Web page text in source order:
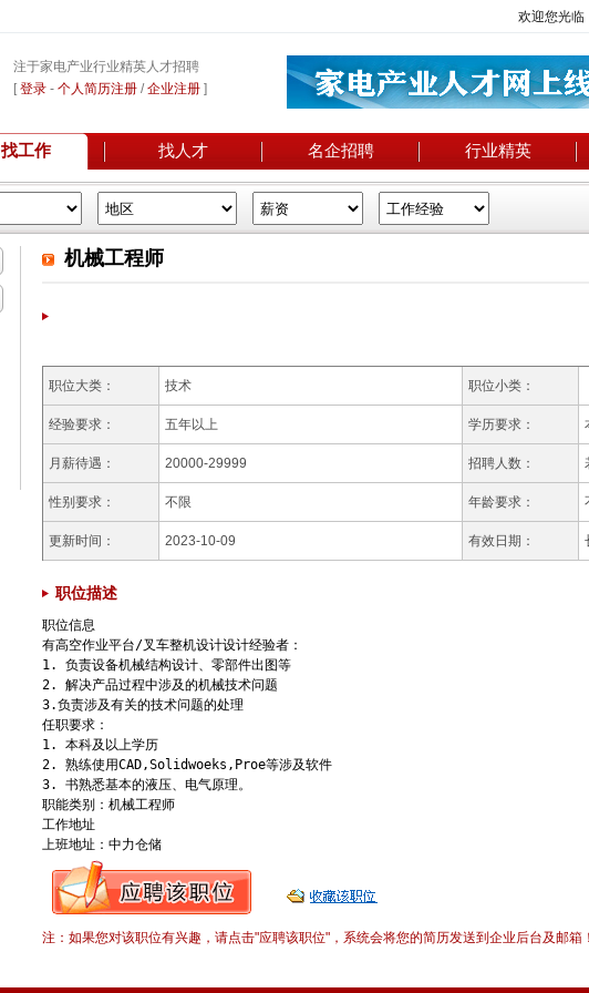
欢迎您光临
注于家电产业行业精英人才招聘
[登录 - 个人简历注册 /企业注册 ]
找工作 找人才 名企招聘 行业精英
机械工程师
职位大类： 技术 职位小类：
经验要求： 五年以上 学历要求：
月薪待遇： 20000-29999 招聘人数：
性别要求： 不限 年龄要求：
更新时间： 2023-10-09 有效日期：
职位描述
职位信息
有高空作业平台/叉车整机设计设计经验者：
1. 负责设备机械结构设计、零部件出图等
2. 解决产品过程中涉及的机械技术问题
3.负责涉及有关的技术问题的处理
任职要求：
1. 本科及以上学历
2. 熟练使用CAD,Solidwoeks,Proe等涉及软件
3. 书熟悉基本的液压、电气原理。
职能类别：机械工程师
工作地址
上班地址：中力仓储
注：如果您对该职位有兴趣，请点击"应聘该职位"，系统会将您的简历发送到企业后台及邮箱！